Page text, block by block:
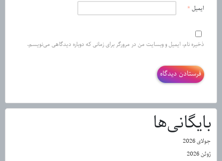
ایمیل *
ذخیره نام، ایمیل و وبسایت من در مرورگر برای زمانی که دوباره دیدگاهی می‌نویسم.
بایگانی‌ها
جولای 2026
ژوئن 2026